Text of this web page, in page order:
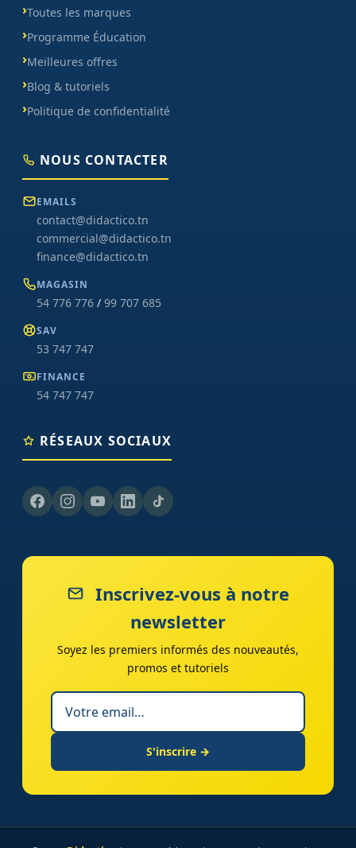
Toutes les marques
Programme Éducation
Meilleures offres
Blog & tutoriels
Politique de confidentialité
NOUS CONTACTER
EMAILS
contact@didactico.tn
commercial@didactico.tn
finance@didactico.tn
MAGASIN
54 776 776 / 99 707 685
SAV
53 747 747
FINANCE
54 747 747
RÉSEAUX SOCIAUX
Inscrivez-vous à notre
newsletter
Soyez les premiers informés des nouveautés,
promos et tutoriels
S'inscrire →